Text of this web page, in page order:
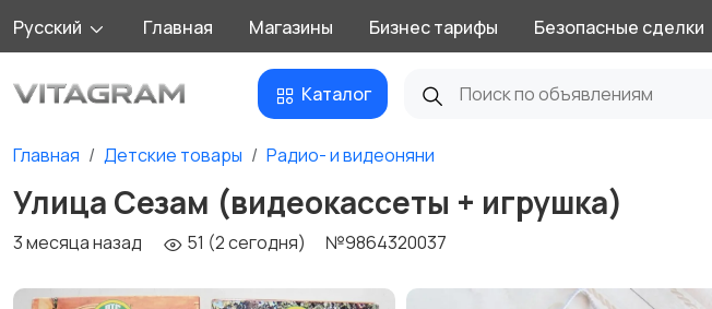
Русский Главная Магазины Бизнес тарифы Безопасные сделки
Каталог
Главная Детские товары Радио- и видеоняни
Улица Сезам (видеокассеты + игрушка)
3 месяца назад 51 (2 сегодня) №9864320037